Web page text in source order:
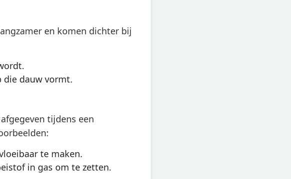
en komen dichter bij
die dauw vormt.
tijdens een
te maken.
in gas om te zetten.